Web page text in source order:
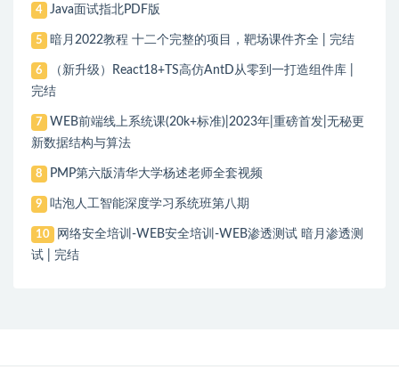
4 Java面试指北PDF版
5 暗月2022教程 十二个完整的项目，靶场课件齐全 | 完结
6
（新升级）React18+TS高仿AntD从零到一打造组件库 |
完结
7
WEB前端线上系统课(20k+标准)|2023年|重磅首发|无秘更
新数据结构与算法
8 PMP第六版清华大学杨述老师全套视频
9 咕泡人工智能深度学习系统班第八期
10
网络安全培训-WEB安全培训-WEB渗透测试 暗月渗透测
试 | 完结